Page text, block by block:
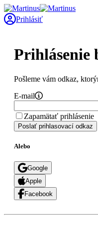
Prihlásiť
Prihlásenie
Pošleme vám odkaz,
E-mail
Zapamätať prihlásenie
Poslať prihlasovací odkaz
Alebo
Google
Apple
Facebook